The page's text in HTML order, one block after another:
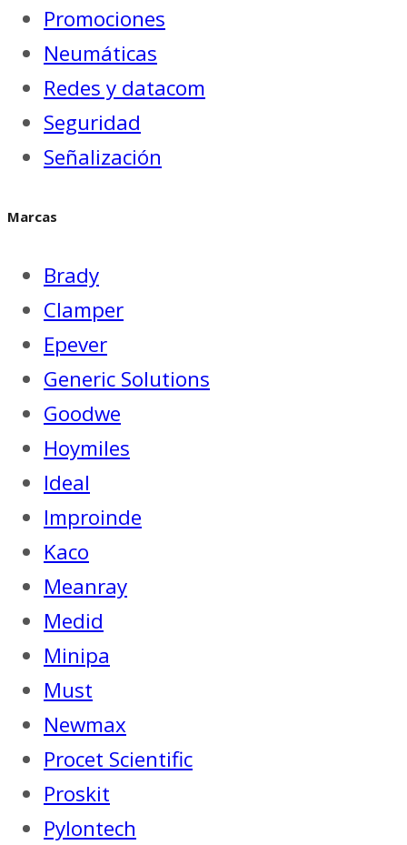
Promociones
Neumáticas
Redes y datacom
Seguridad
Señalización
Marcas
Brady
Clamper
Epever
Generic Solutions
Goodwe
Hoymiles
Ideal
Improinde
Kaco
Meanray
Medid
Minipa
Must
Newmax
Procet Scientific
Proskit
Pylontech